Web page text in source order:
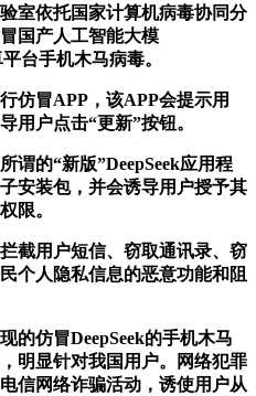
室依托国家计算机病毒协同分
国产人工智能大模
台手机木马病毒。
冒APP，该APP会提示用
用户点击“更新”按钮。
的“新版”DeepSeek应用程
安装包，并会诱导用户授予其
限。
用户短信、窃取通讯录、窃
个人隐私信息的恶意功能和阻
仿冒DeepSeek的手机木马
明显针对我国用户。网络犯罪
信网络诈骗活动，诱使用户从